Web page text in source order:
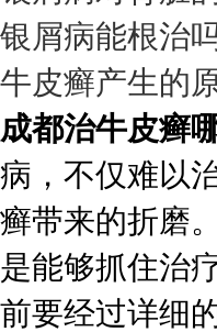
银屑病能根治
牛皮癣产生的
成都治牛皮癣
病，不仅难以
癣带来的折磨。
是能够抓住治
前要经过详细